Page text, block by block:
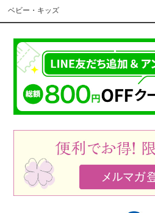
ベビー・キッズ